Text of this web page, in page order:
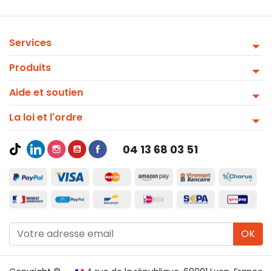
Services
Produits
Aide et soutien
La loi et l'ordre
04 13 68 03 51
OK